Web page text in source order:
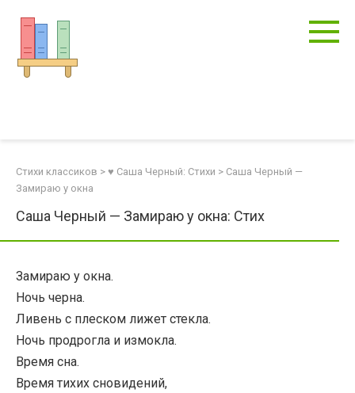
контенту
Стихи классиков > ♥ Саша Черный: Стихи > Саша Черный —
Замираю у окна
Саша Черный — Замираю у окна: Стих
Замираю у окна.
Ночь черна.
Ливень с плеском лижет стекла.
Ночь продрогла и измокла.
Время сна.
Время тихих сновидений,